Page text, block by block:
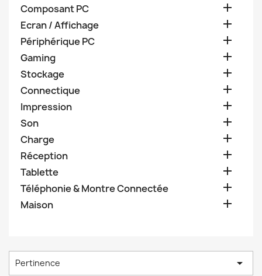
Composant PC 
Ecran / Affichage 
Périphérique PC 
Gaming 
Stockage 
Connectique 
Impression 
Son 
Charge 
Réception 
Tablette 
Téléphonie & Montre Connectée 
Maison 
Pertinence 